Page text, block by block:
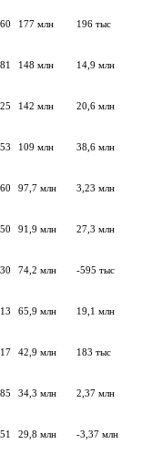
177 млн 196 тыс
148 млн 14,9 млн
142 млн 20,6 млн
109 млн 38,6 млн
97,7 млн 3,23 млн
91,9 млн 27,3 млн
74,2 млн -595 тыс
65,9 млн 19,1 млн
42,9 млн 183 тыс
34,3 млн 2,37 млн
29,8 млн -3,37 млн